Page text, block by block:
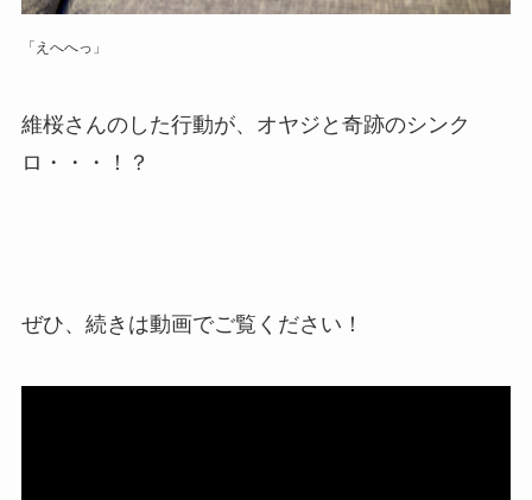
「えへへっ」
維桜さんのした行動が、オヤジと奇跡のシンク
ロ・・・！？
ぜひ、続きは動画でご覧ください！